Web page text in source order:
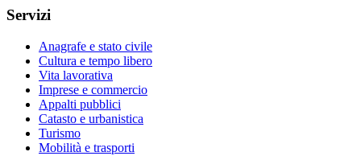
Servizi
Anagrafe e stato civile
Cultura e tempo libero
Vita lavorativa
Imprese e commercio
Appalti pubblici
Catasto e urbanistica
Turismo
Mobilità e trasporti